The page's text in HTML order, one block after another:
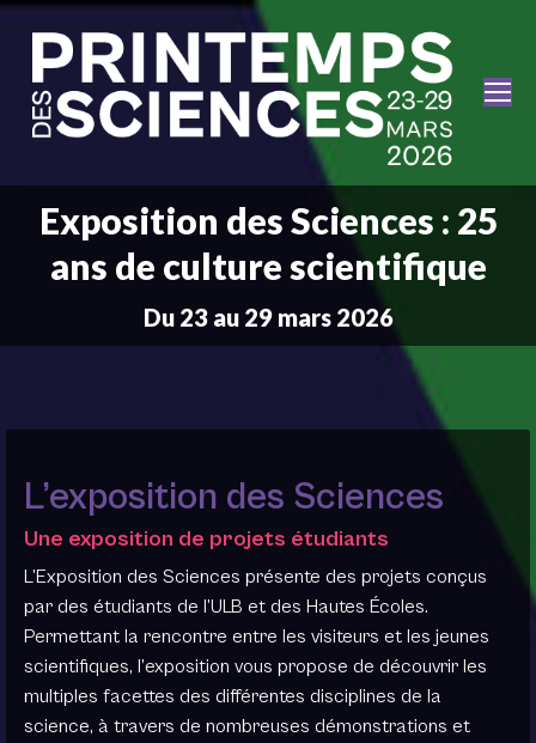
Exposition des Sciences : 25
ans de culture scientifique
Du 23 au 29 mars 2026
L’exposition des Sciences
Une exposition de projets étudiants
L’Exposition des Sciences présente des projets conçus
par des étudiants de l’ULB et des Hautes Écoles.
Permettant la rencontre entre les visiteurs et les jeunes
scientifiques, l’exposition vous propose de découvrir les
multiples facettes des différentes disciplines de la
science, à travers de nombreuses démonstrations et